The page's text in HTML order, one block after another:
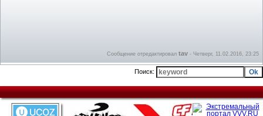
Сообщение отредактировал tav - Четверг, 11.02.2016, 23:25
Поиск: